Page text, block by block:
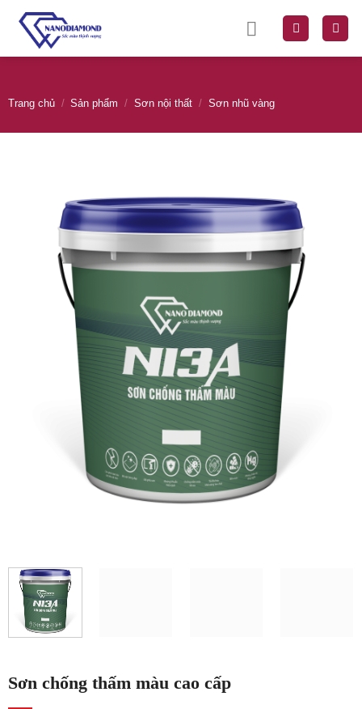
content
Trang chủ / Sản phẩm / Sơn nội thất / Sơn nhũ vàng
Sơn chống thấm màu cao cấp